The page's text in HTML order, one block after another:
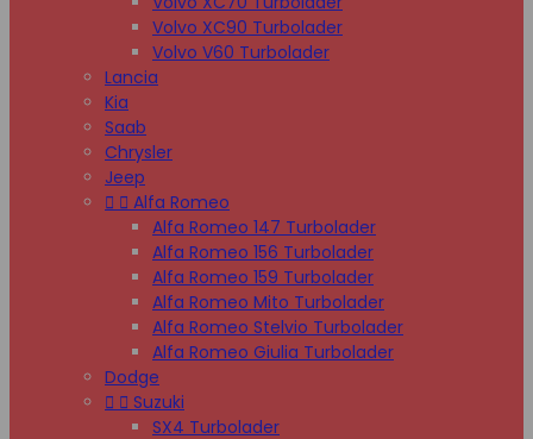
Volvo XC90 Turbolader
Volvo V60 Turbolader
Lancia
Kia
Saab
Chrysler
Jeep
  Alfa Romeo
Alfa Romeo 147 Turbolader
Alfa Romeo 156 Turbolader
Alfa Romeo 159 Turbolader
Alfa Romeo Mito Turbolader
Alfa Romeo Stelvio Turbolader
Alfa Romeo Giulia Turbolader
Dodge
  Suzuki
SX4 Turbolader